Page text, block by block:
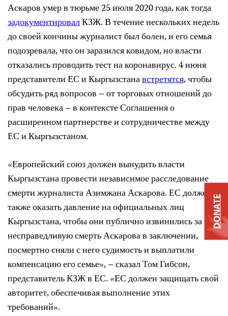
Аскаров умер в тюрьме 25 июля 2020 года, как тогда
задокументировалКЗЖ. В течение нескольких недель
до своей кончины журналист был болен, и его семья
подозревала, что он заразился ковидом, но власти
отказались проводить тест на коронавирус. 4 июня
представители ЕС и Кыргызстанавстретятся, чтобы
обсудить ряд вопросов – от торговых отношений до
прав человека – в контексте Соглашения о
расширенном партнерстве и сотрудничестве между
ЕС и Кыргызстаном.
«Европейский союз должен вынудить власти
Кыргызстана провести независимое расследование
смерти журналиста Азимжана Аскарова. ЕС должен
также оказать давление на официальных лиц
Кыргызстана, чтобы они публично извинились за
несправедливую смерть Аскарова в заключении,
посмертно сняли с него судимость и выплатили
компенсацию его семье», – сказал Том Гибсон,
представитель КЗЖ в ЕС. «ЕС должен защищать свой
авторитет, обеспечивая выполнение этих
требований».
DONATE